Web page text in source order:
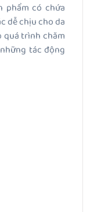
phẩm có chứa
dễ chịu cho da
quá trình chăm
tác động